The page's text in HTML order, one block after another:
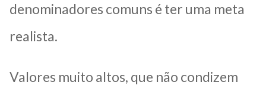
denominadores comuns é ter uma meta
realista.
Valores muito altos, que não condizem